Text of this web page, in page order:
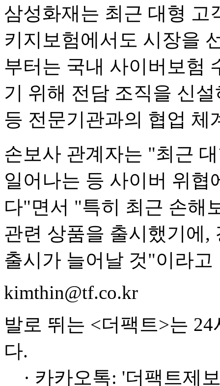
삼성화재는 최근 대형 고
키지보험에서도 시장을
부터는 국내 사이버보험
기 위해 전담 조직을 신
등 전문기관과의 협업 체
손보사 관계자는 "최근
일어나는 등 사이버 위협
다"면서 "특히 최근 손해
관련 상품을 출시했기에,
출시가 늘어날 것"이라고
kimthin@tf.co.kr
발로 뛰는 <더팩트>는
다.
· 카카오톡: '더팩트제